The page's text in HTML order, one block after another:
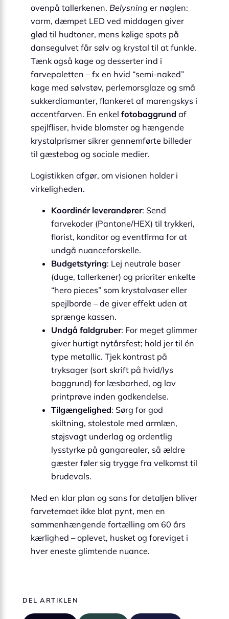
ovenpå tallerkenen. Belysning er nøglen:
varm, dæmpet LED ved middagen giver
glød til hudtoner, mens kølige spots på
dansegulvet får sølv og krystal til at funkle.
Tænk også kage og desserter ind i
farvepaletten – fx en hvid “semi-naked”
kage med sølvstøv, perlemors­glaze og små
sukkerdiamanter, flankeret af marengskys i
accentfarven. En enkel fotobaggrund af
spejlfliser, hvide blomster og hængende
krystal­prismer sikrer gennemførte billeder
til gæstebog og sociale medier.
Logistikken afgør, om visionen holder i
virkeligheden.
Koordinér leverandører: Send
farvekoder (Pantone/HEX) til trykkeri,
florist, konditor og eventfirma for at
undgå nuanceforskelle.
Budgetstyring: Lej neutrale baser
(duge, tallerkener) og prioriter enkelte
“hero pieces” som krystalvaser eller
spejlborde – de giver effekt uden at
sprænge kassen.
Undgå faldgruber: For meget glimmer
giver hurtigt nytårsfest; hold jer til én
type metallic. Tjek kontrast på
tryksager (sort skrift på hvid/lys
baggrund) for læsbarhed, og lav
printprøve inden godkendelse.
Tilgængelighed: Sørg for god
skiltning, stolestole med armlæn,
støjsvagt underlag og ordentlig
lysstyrke på gangarealer, så ældre
gæster føler sig trygge fra velkomst til
brudevals.
Med en klar plan og sans for detaljen bliver
farvetemaet ikke blot pynt, men en
sammenhængende fortælling om 60 års
kærlighed – oplevet, husket og foreviget i
hver eneste glimtende nuance.
DEL ARTIKLEN